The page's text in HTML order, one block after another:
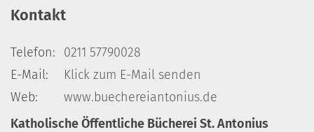
Kontakt
Telefon:
0211 57790028
E-Mail:
Klick zum E-Mail senden
Web:
www.buechereiantonius.de
Katholische Öffentliche Bücherei St. Antonius